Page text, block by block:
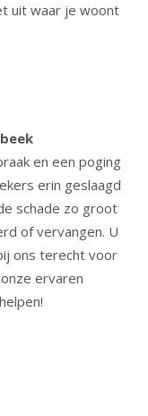
uit waar je woont
en een poging
erin geslaagd
schade zo groot
of vervangen. U
ons terecht voor
ervaren